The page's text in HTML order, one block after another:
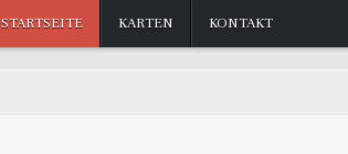
Die Chroniken von Anoran
STARTSEITE KARTEN KONTAKT